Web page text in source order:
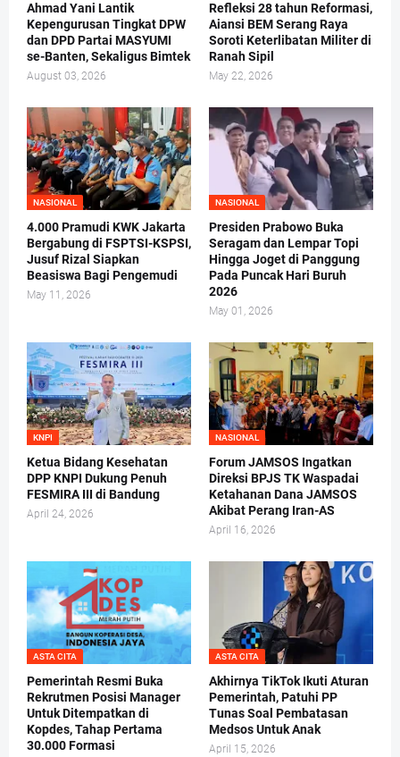
Ahmad Yani Lantik
Kepengurusan Tingkat DPW
dan DPD Partai MASYUMI
se-Banten, Sekaligus Bimtek
August 03, 2026
Refleksi 28 tahun Reformasi,
Aiansi BEM Serang Raya
Soroti Keterlibatan Militer di
Ranah Sipil
May 22, 2026
NASIONAL
4.000 Pramudi KWK Jakarta
Bergabung di FSPTSI-KSPSI,
Jusuf Rizal Siapkan
Beasiswa Bagi Pengemudi
May 11, 2026
NASIONAL
Presiden Prabowo Buka
Seragam dan Lempar Topi
Hingga Joget di Panggung
Pada Puncak Hari Buruh
2026
May 01, 2026
KNPI
Ketua Bidang Kesehatan
DPP KNPI Dukung Penuh
FESMIRA III di Bandung
April 24, 2026
NASIONAL
Forum JAMSOS Ingatkan
Direksi BPJS TK Waspadai
Ketahanan Dana JAMSOS
Akibat Perang Iran-AS
April 16, 2026
ASTA CITA
Pemerintah Resmi Buka
Rekrutmen Posisi Manager
Untuk Ditempatkan di
Kopdes, Tahap Pertama
30.000 Formasi
ASTA CITA
Akhirnya TikTok Ikuti Aturan
Pemerintah, Patuhi PP
Tunas Soal Pembatasan
Medsos Untuk Anak
April 15, 2026